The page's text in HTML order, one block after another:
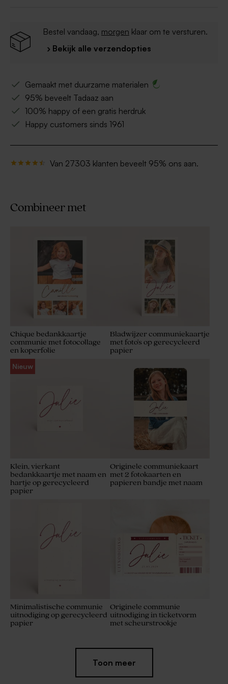
Bestel vandaag, morgen klaar om te versturen.
› Bekijk alle verzendopties
Gemaakt met duurzame materialen
95% beveelt Tadaaz aan
100% happy of een gratis herdruk
Happy customers sinds 1961
Van 27303 klanten beveelt 95% ons aan.
Combineer met
Chique bedankkaartje
communie met fotocollage
en koperfolie
Bladwijzer communiekaartje
met foto's op gerecycleerd
papier
Nieuw
Klein, vierkant
bedankkaartje met naam en
hartje op gerecycleerd
papier
Originele communiekaart
met 2 fotokaarten en
papieren bandje met naam
Minimalistische communie
uitnodiging op gerecycleerd
papier
Originele communie
uitnodiging in ticketvorm
met scheurstrookje
Toon meer